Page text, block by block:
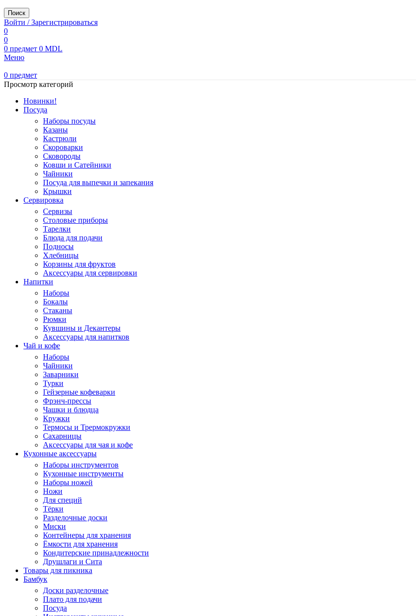
Поиск
Войти / Зарегистрироваться
0
0
0 предмет 0 MDL
Меню
0 предмет
Просмотр категорий
Новинки!
Посуда
Наборы посуды
Казаны
Кастрюли
Скороварки
Сковороды
Ковши и Сатейники
Чайники
Посуда для выпечки и запекания
Крышки
Сервировка
Сервизы
Столовые приборы
Тарелки
Блюда для подачи
Подносы
Хлебницы
Корзины для фруктов
Аксессуары для сервировки
Напитки
Наборы
Бокалы
Стаканы
Рюмки
Кувшины и Декантеры
Аксессуары для напитков
Чай и кофе
Наборы
Чайники
Заварники
Турки
Гейзерные кофеварки
Фрэнч-прессы
Чашки и блюдца
Кружки
Термосы и Трермокружки
Сахарницы
Аксессуары для чая и кофе
Кухонные аксессуары
Наборы инструментов
Кухонные инструменты
Наборы ножей
Ножи
Для специй
Тёрки
Разделочные доски
Миски
Контейнеры для хранения
Ёмкости для хранения
Кондитерские принадлежности
Друшлаги и Сита
Товары для пикника
Бамбук
Доски разделочные
Плато для подачи
Посуда